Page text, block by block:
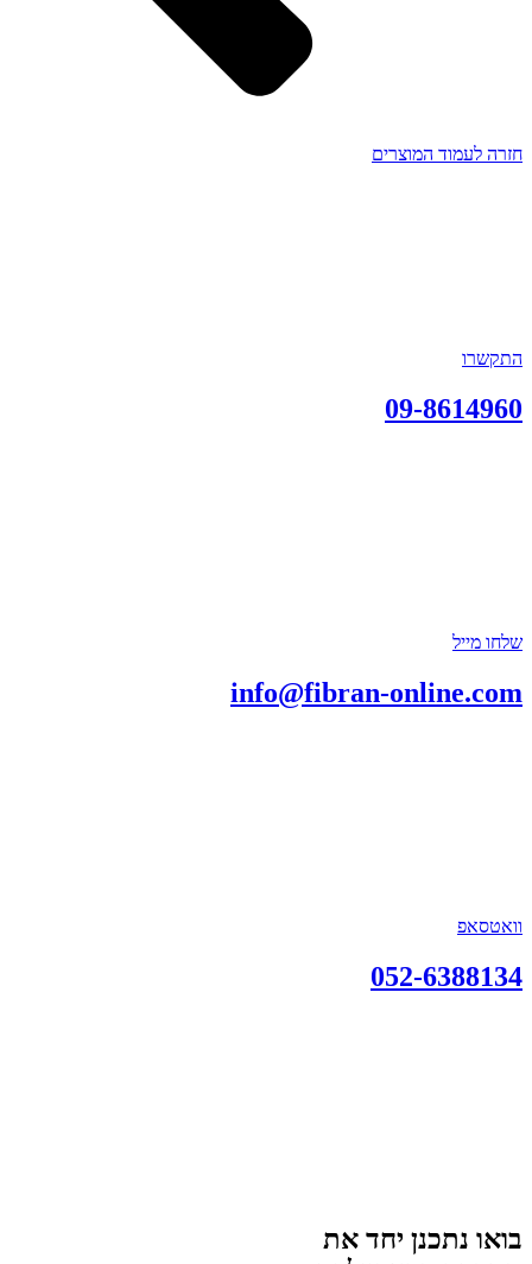
חזרה לעמוד המוצרים
התקשרו
09-8614960
שלחו מייל
info@fibran-online.com
וואטסאפ
052-6388134
בואו נתכנן יחד את